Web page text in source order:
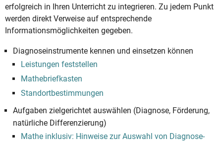
erfolgreich in Ihren Unterricht zu integrieren. Zu jedem Punkt
werden direkt Verweise auf entsprechende
Informationsmöglichkeiten gegeben.
Diagnoseinstrumente kennen und einsetzen können
Leistungen feststellen
Mathebriefkasten
Standortbestimmungen
Aufgaben zielgerichtet auswählen (Diagnose, Förderung,
natürliche Differenzierung)
Mathe inklusiv: Hinweise zur Auswahl von Diagnose-